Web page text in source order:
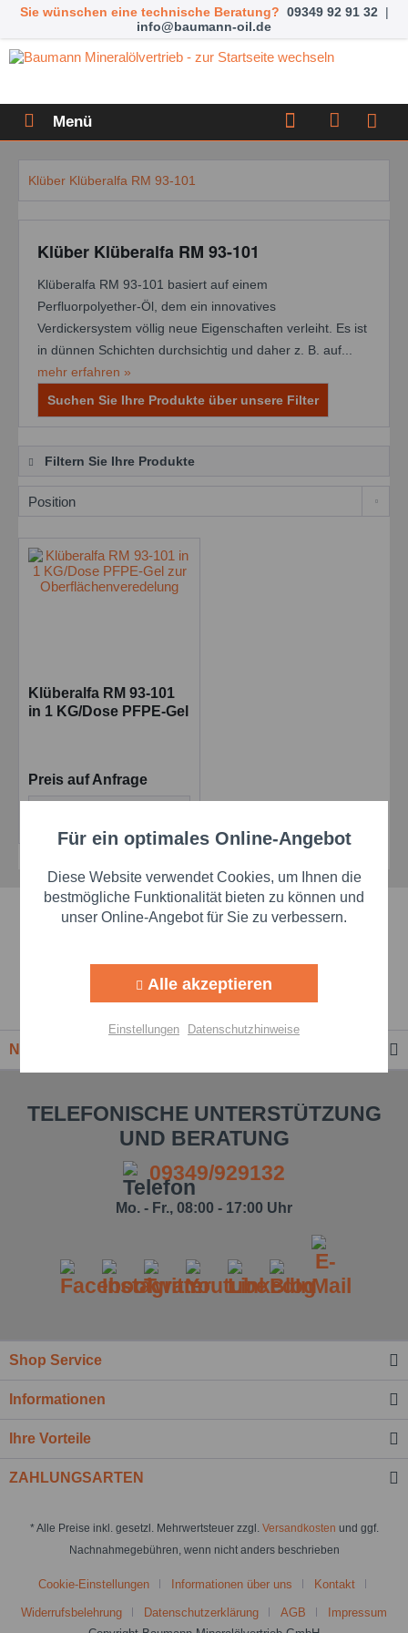
Sie wünschen eine technische Beratung? 09349 92 91 32 |
info@baumann-oil.de
Menü
Klüber Klüberalfa RM 93-101
Klüber Klüberalfa RM 93-101
Klüberalfa RM 93-101 basiert auf einem
Perfluorpolyether-Öl, dem ein innovatives
Verdickersystem völlig neue Eigenschaften verleiht. Es ist
in dünnen Schichten durchsichtig und daher z. B. auf...
mehr erfahren »
Suchen Sie Ihre Produkte über unsere Filter
Filtern Sie Ihre Produkte
Klüberalfa RM 93-101
in 1 KG/Dose PFPE-Gel
Preis auf Anfrage
Schnelle Lieferzeiten
Beste Markenqualität
Newsletter
TELEFONISCHE UNTERSTÜTZUNG
UND BERATUNG
09349/929132
Mo. - Fr., 08:00 - 17:00 Uhr
Shop Service
Informationen
Ihre Vorteile
ZAHLUNGSARTEN
* Alle Preise inkl. gesetzl. Mehrwertsteuer zzgl. Versandkosten und ggf.
Nachnahmegebühren, wenn nicht anders beschrieben
Cookie-Einstellungen Informationen über uns Kontakt
Widerrufsbelehrung Datenschutzerklärung AGB
Impressum
Funktionale Aktiv
Marketing Aktiv
Personalisierung Aktiv
Einstellungen speichern
Für ein optimales Online-Angebot
Diese Website verwendet Cookies, um Ihnen die
bestmögliche Funktionalität bieten zu können und
unser Online-Angebot für Sie zu verbessern.
Alle akzeptieren
Einstellungen Datenschutzhinweise